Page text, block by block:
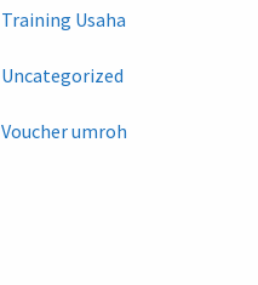
Training Usaha
Uncategorized
Voucher umroh